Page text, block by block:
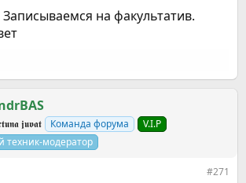
Записываемся на факультатив.
𝖏𝖚𝖛𝖆𝖙 Команда форума
V.I.P
техник-модератор
#271